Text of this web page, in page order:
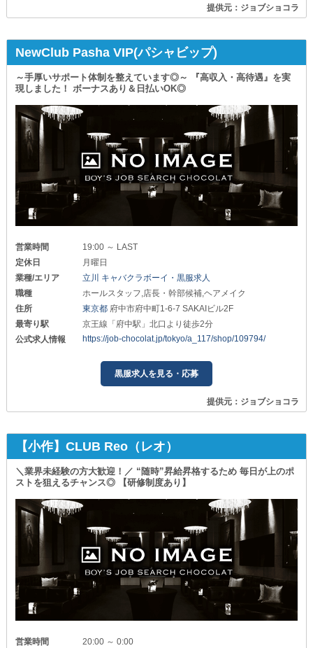
提供元：ジョブショコラ
NewClub Pasha VIP(パシャビップ)
～手厚いサポート体制を整えています◎～ 『高収入・高待遇』を実
現しました！ ボーナスあり＆日払いOK◎
営業時間
19:00 ～ LAST
定休日
月曜日
業種/エリア
立川 キャバクラボーイ・黒服求人
職種
ホールスタッフ,店長・幹部候補,ヘアメイク
住所
東京都 府中市府中町1-6-7 SAKAIビル2F
最寄り駅
京王線「府中駅」北口より徒歩2分
公式求人情報
https://job-chocolat.jp/tokyo/a_117/shop/109794/
黒服求人を見る・応募
提供元：ジョブショコラ
【小作】CLUB Reo（レオ）
＼業界未経験の方大歓迎！／ “随時”昇給昇格するため 毎日が上のポ
ストを狙えるチャンス◎ 【研修制度あり】
営業時間
20:00 ～ 0:00